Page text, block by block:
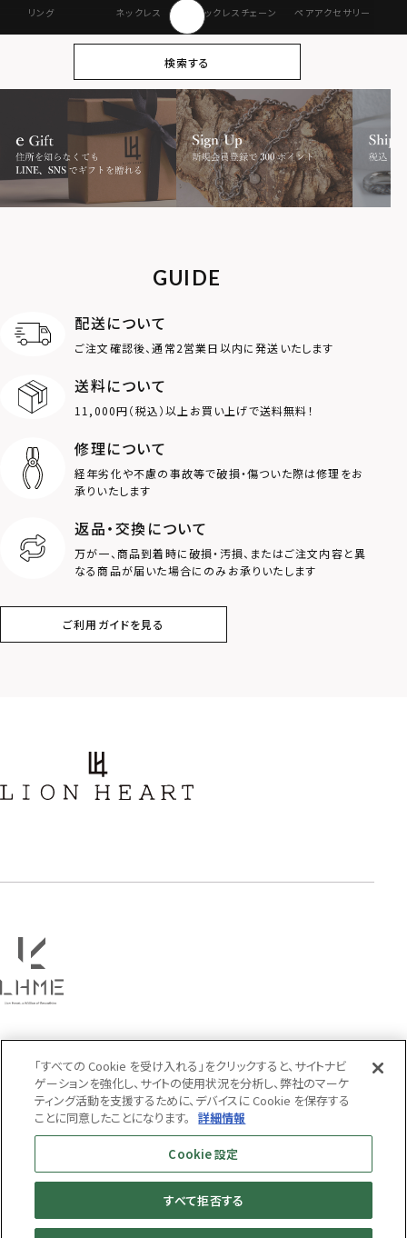
MENSWOMENS
リング ネックレス ネックレスチェーン ペアアクセサリー
オンラインストア
限定
ギフトボックス パーツ
MOTIF
ロゴ
コイン フェザー
スター ホースシュー
アラベスク スクロール
検索する
GUIDE
配送について
ご注文確認後、通常2営業日以内に発送いたします
送料について
11,000円（税込）以上お買い上げで送料無料！
修理について
経年劣化や不慮の事故等で破損・傷ついた際は修理をお
承りいたします
返品・交換について
万が一、商品到着時に破損・汚損、またはご注文内容と異
なる商品が届いた場合にのみお承りいたします
ご利用ガイドを見る
「すべての Cookie を受け入れる」をクリックすると、サイトナビ
ゲーションを強化し、サイトの使用状況を分析し、弊社のマーケ
ティング活動を支援するために、デバイスに Cookie を保存する
ことに同意したことになります。
詳細情報
Cookie 設定
すべて拒否する